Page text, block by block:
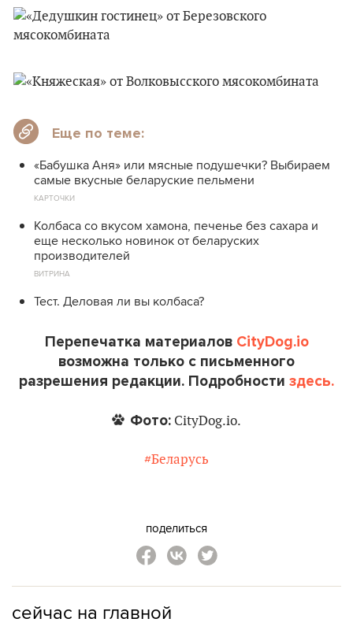
Еще по теме:
«Бабушка Аня» или мясные подушечки? Выбираем
самые вкусные беларуские пельмени
КАРТОЧКИ
Колбаса со вкусом хамона, печенье без сахара и
еще несколько новинок от беларуских
производителей
ВИТРИНА
Тест. Деловая ли вы колбаса?
Перепечатка материалов CityDog.io
возможна только с письменного
разрешения редакции. Подробности здесь.
Фото: CityDog.io.
#Беларусь
поделиться
сейчас на главной